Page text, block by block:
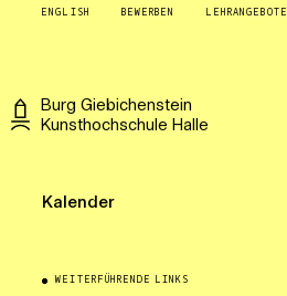
ENGLISH BEWERBEN LEHRANGEBOTE
Burg Giebichenstein
Kunsthochschule Halle
Kalender
WEITERFÜHRENDE LINKS